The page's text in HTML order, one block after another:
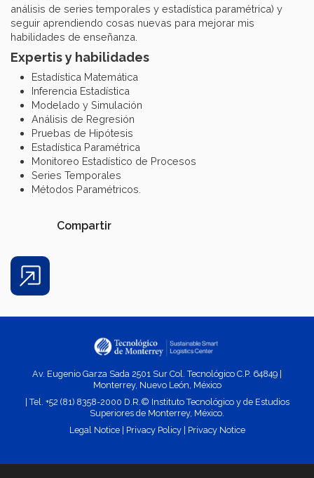
análisis de series temporales y estadística paramétrica) y
seguir aprendiendo cosas nuevas para mejorar mis
habilidades de enseñanza.
Expertis y habilidades
Estadística Matemática
Inferencia Estadística
Modelado y Simulación
Análisis de Regresión
Pruebas de Hipótesis
Estadística Paramétrica
Monitoreo Estadístico de Procesos
Series Temporales
Métodos Paramétricos.
Share
Compartir
Av. Eugenio Garza Sada 2501 Sur Col. Tecnológico C.P. 64849 |
Monterrey, Nuevo León, México
| Tel. +52 (81) 8358-2000 D.R.© Instituto Tecnológico y de Estudios
Superiores de Monterrey, México.
Legal Notice| Privacy Policy| Privacy Notice